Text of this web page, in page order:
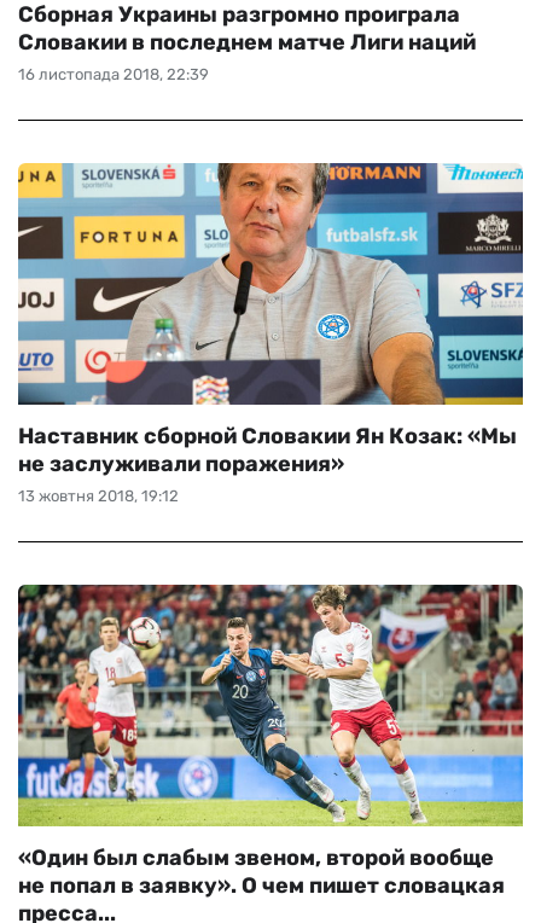
16 листопада 2018, 22:39
Сборная Украины разгромно проиграла
Словакии в последнем матче Лиги наций
13 жовтня 2018, 19:12
Наставник сборной Словакии Ян Козак: «Мы
не заслуживали поражения»
«Один был слабым звеном, второй вообще
не попал в заявку». О чем пишет словацкая
пресса...